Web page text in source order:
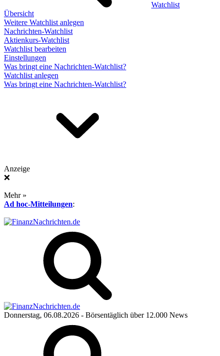
Watchlist
Übersicht
Weitere Watchlist anlegen
Nachrichten-Watchlist
Aktienkurs-Watchlist
Watchlist bearbeiten
Einstellungen
Was bringt eine Nachrichten-Watchlist?
Watchlist anlegen
Was bringt eine Nachrichten-Watchlist?
Anzeige
❌
Mehr »
Ad hoc-Mitteilungen:
Donnerstag, 06.08.2026 - Börsentäglich über 12.000 News